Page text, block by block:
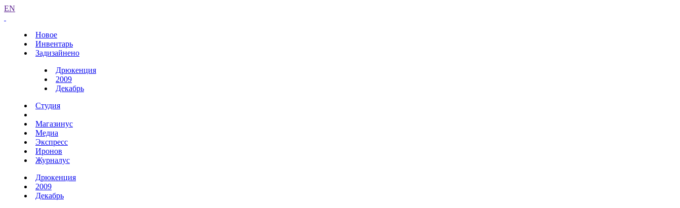
EN
Новое
Инвентарь
Задизайнено
Дрюкенция
2009
Декабрь
Студия
Магазинус
Медиа
Экспресс
Иронов
Журналус
Дрюкенция
2009
Декабрь